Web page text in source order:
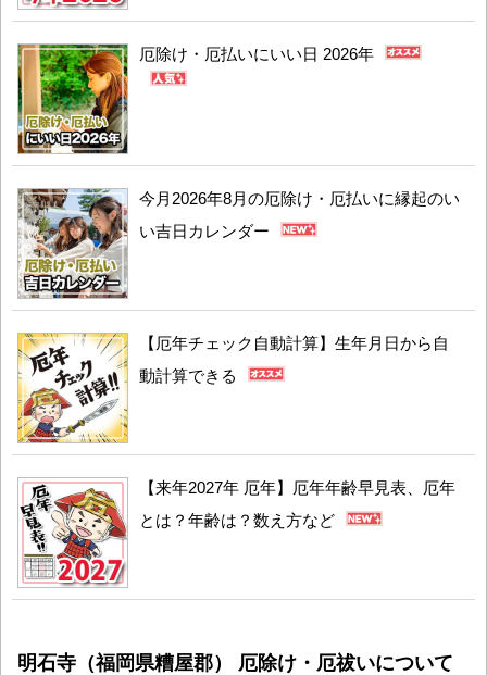
厄除け・厄払いにいい日 2026年
今月2026年8月の厄除け・厄払いに縁起のい
い吉日カレンダー
【厄年チェック自動計算】生年月日から自
動計算できる
【来年2027年 厄年】厄年年齢早見表、厄年
とは？年齢は？数え方など
明石寺（福岡県糟屋郡） 厄除け・厄祓いについて